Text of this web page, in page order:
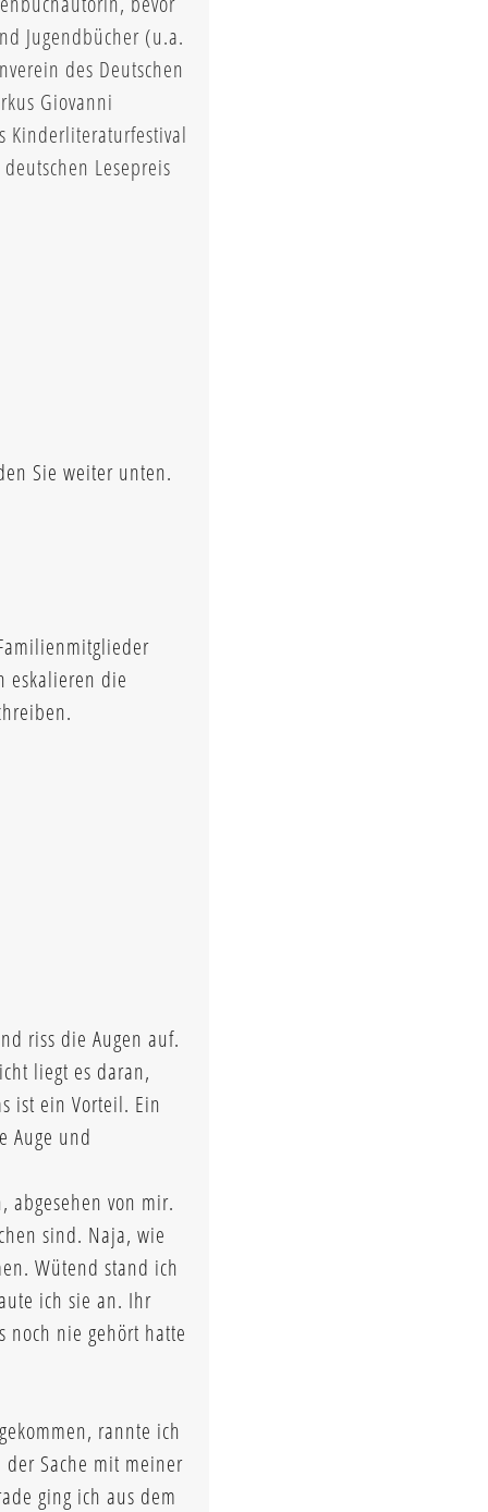
Jugendbücher (u.a.
des Deutschen
Giovanni
Kinderliteraturfestival
Lesepreis
Sie weiter unten.
eskalieren die
riss die Augen auf.
liegt es daran,
ist ein Vorteil. Ein
Auge und
abgesehen von mir.
sind. Naja, wie
Wütend stand ich
ich sie an. Ihr
nie gehört hatte
rannte ich
Sache mit meiner
ging ich aus dem